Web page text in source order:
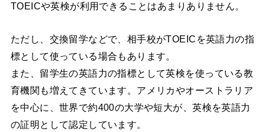
TOEICや英検が利用できることはあまりありません。
ただし、交換留学などで、相手校がTOEICを英語力の指
標として使っている場合もあります。
また、留学生の英語力の指標として英検を使っている教
育機関も増えてきています。アメリカやオーストラリア
を中心に、世界で約400の大学や短大が、英検を英語力
の証明として認定しています。